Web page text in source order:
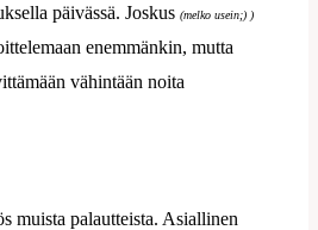
päivässä. Joskus(melko usein;) )
enemmänkin, mutta
vähintään noita
muista palautteista. Asiallinen